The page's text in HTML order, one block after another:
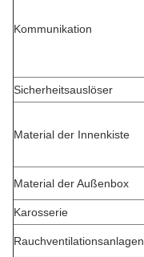
Kommunikation
Sicherheitsauslöser
Material der Innenkiste
Material der Außenbox
Karosserie
Rauchventilationsanlagen